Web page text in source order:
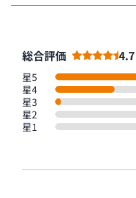
総合評価 4.7
星5
星4
星3
星2
星1